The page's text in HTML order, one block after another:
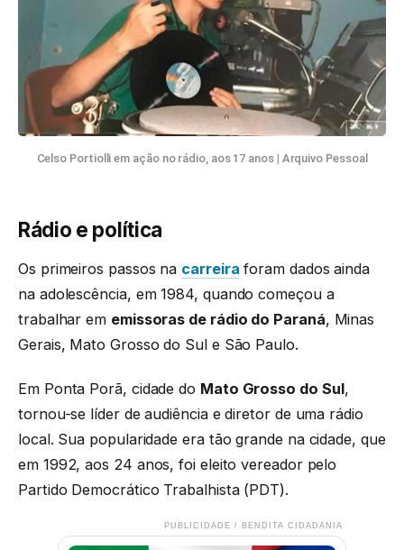
Celso Portiolli em ação no rádio, aos 17 anos | Arquivo Pessoal
Rádio e política
Os primeiros passos na carreira foram dados ainda
na adolescência, em 1984, quando começou a
trabalhar em emissoras de rádio do Paraná, Minas
Gerais, Mato Grosso do Sul e São Paulo.
Em Ponta Porã, cidade do Mato Grosso do Sul,
tornou-se líder de audiência e diretor de uma rádio
local. Sua popularidade era tão grande na cidade, que
em 1992, aos 24 anos, foi eleito vereador pelo
Partido Democrático Trabalhista (PDT).
PUBLICIDADE / BENDITA CIDADANIA